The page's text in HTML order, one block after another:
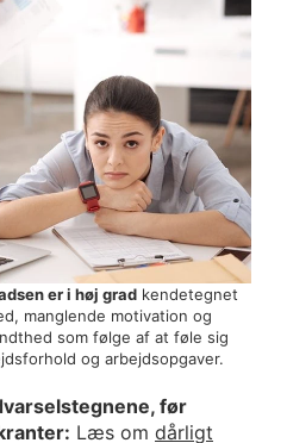
er i høj grad kendetegnet
manglende motivation og
som følge af at føle sig
og arbejdsopgaver.
før
Læs om dårligt